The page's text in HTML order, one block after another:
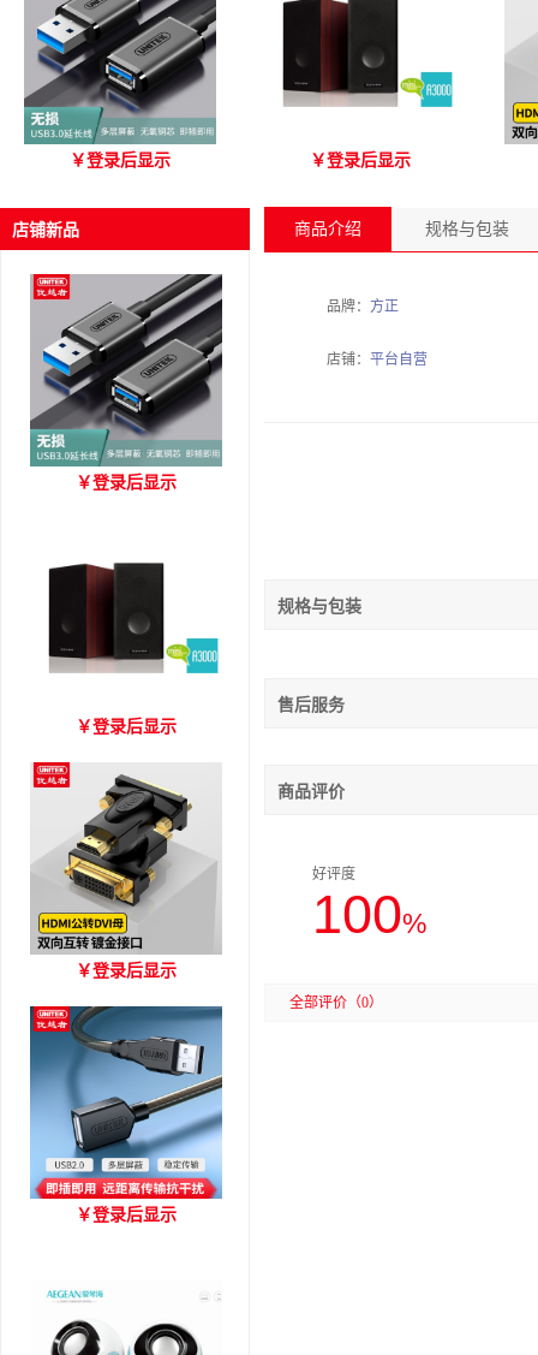
优越者Y-C479国标无氧铜
￥登录后显示 爱琴海 A3000 木质音箱
￥登录后显示
店铺新品
优越者Y-C479国标无氧铜
￥登录后显示
爱琴海 A3000 木质音箱
￥登录后显示
优越者HDMI转DVI双向互
￥登录后显示
优越者Y-C416A 国标
￥登录后显示
商品介绍 规格与包装
品牌： 方正
店铺： 平台自营
规格与包装
售后服务
商品评价
好评度
100%
全部评价 （0）